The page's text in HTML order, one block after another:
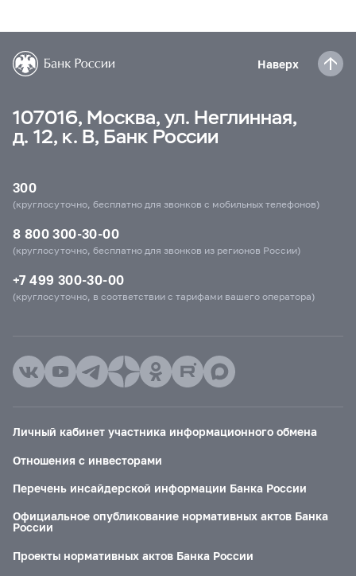
Наверх
107016, Москва, ул. Неглинная,
д. 12, к. В, Банк России
300
(круглосуточно, бесплатно для звонков с мобильных телефонов)
8 800 300-30-00
(круглосуточно, бесплатно для звонков из регионов России)
+7 499 300-30-00
(круглосуточно, в соответствии с тарифами вашего оператора)
Личный кабинет участника информационного обмена
Отношения с инвесторами
Перечень инсайдерской информации Банка России
Официальное опубликование нормативных актов Банка
России
Проекты нормативных актов Банка России